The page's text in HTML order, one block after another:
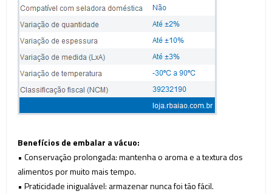
Benefícios de embalar a vácuo:
• Conservação prolongada: mantenha o aroma e a textura dos
alimentos por muito mais tempo.
• Praticidade inigualável: armazenar nunca foi tão fácil.